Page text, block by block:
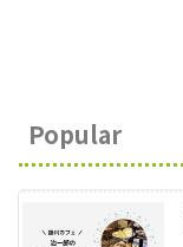
Popular